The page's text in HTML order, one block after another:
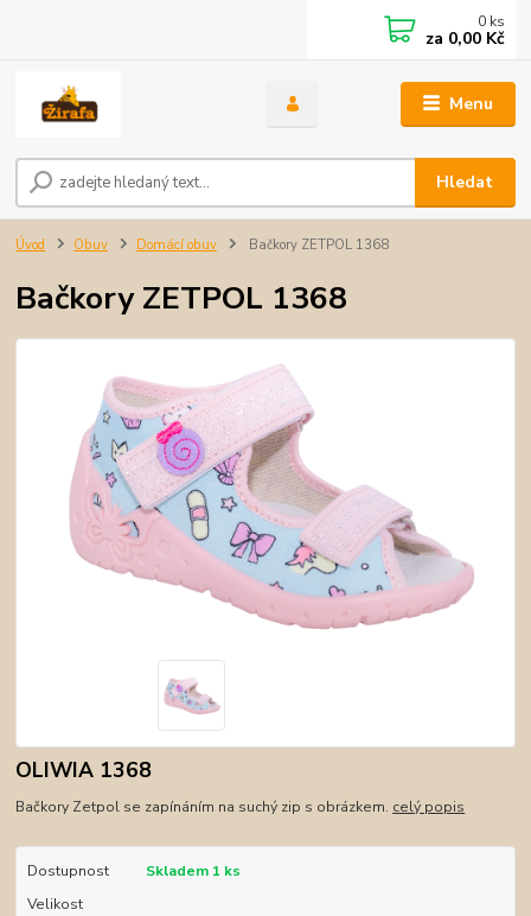
Menu
Hledat
0 ks
za 0,00 Kč
Úvod Obuv Domácí obuv Bačkory ZETPOL 1368
Bačkory ZETPOL 1368
OLIWIA 1368
Bačkory Zetpol se zapínáním na suchý zip s obrázkem. celý popis
Dostupnost
Skladem 1 ks
Velikost